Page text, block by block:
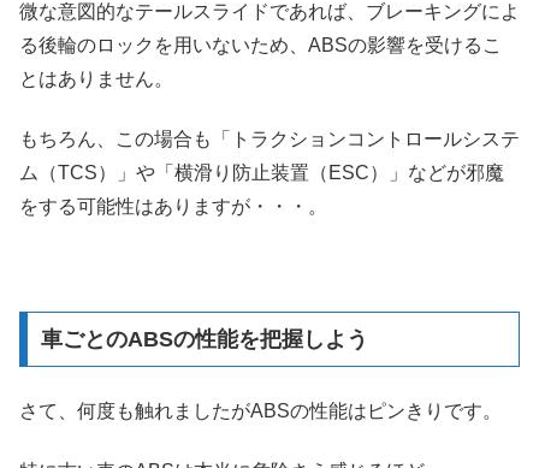
微な意図的なテールスライドであれば、ブレーキングによ
る後輪のロックを用いないため、ABSの影響を受けるこ
とはありません。
もちろん、この場合も「トラクションコントロールシステ
ム（TCS）」や「横滑り防止装置（ESC）」などが邪魔
をする可能性はありますが・・・。
車ごとのABSの性能を把握しよう
さて、何度も触れましたがABSの性能はピンきりです。